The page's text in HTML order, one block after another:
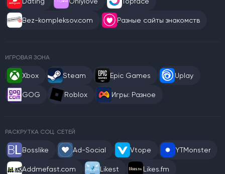
Bez-kompleksov.com Разные сайты знакомств
ИГРОВАЯ ЗОНА
Xbox Steam Epic Games Uplay
GOG Roblox Игры: Разное
РАСКРУТКА СОЦ. СЕТЕЙ
Bosslike Ad-Social Vtope YTMonster
Addmefast.com Likest Likes.fm